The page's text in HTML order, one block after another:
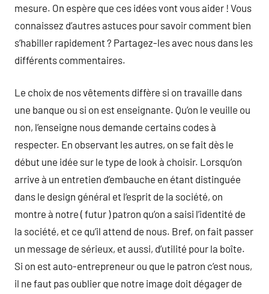
mesure. On espère que ces idées vont vous aider ! Vous
connaissez d’autres astuces pour savoir comment bien
s’habiller rapidement ? Partagez-les avec nous dans les
différents commentaires.
Le choix de nos vêtements diffère si on travaille dans
une banque ou si on est enseignante. Qu’on le veuille ou
non, l’enseigne nous demande certains codes à
respecter. En observant les autres, on se fait dès le
début une idée sur le type de look à choisir. Lorsqu’on
arrive à un entretien d’embauche en étant distinguée
dans le design général et l’esprit de la société, on
montre à notre ( futur ) patron qu’on a saisi l’identité de
la société, et ce qu’il attend de nous. Bref, on fait passer
un message de sérieux, et aussi, d’utilité pour la boîte.
Si on est auto-entrepreneur ou que le patron c’est nous,
il ne faut pas oublier que notre image doit dégager de